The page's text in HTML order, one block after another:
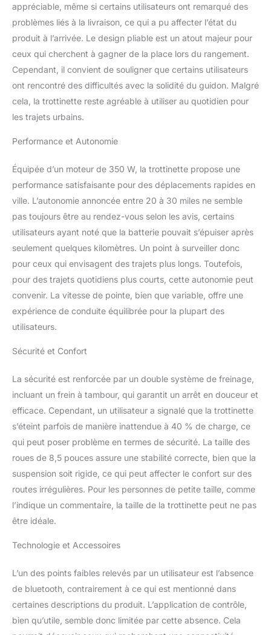
Temps de charge rapide
de seulement 4 heures.
Scooter électrique pour
adultes et adolescents.
Conçue dans un souci
de sécurité, cette
trottinette électrique est
dotée de systèmes de
assurer un freinage
toutes les situations.
Notre scooter électrique
est également équipé de
phares et de feux de
freinage arrière, ce qui
améliore votre sécurité la
nuit. Scooter électrique
rapide et pliable pour
adultes. Le scooter
électrique J03 est une
alternative écologique
vous déplacer facilement
sur les routes
encombrées et de
franchir les obstacles. En
nécessite un entretien et
des coûts d'exploitation
minimes, ce qui vous
permet d'économiser du
temps et de l'argent à
long terme. Avec cette
intelligente, vous avez le
contrôle total de votre
trajet. L'écran LED facilite
le contrôle de la vitesse
et de l'autonomie de la
appréciable, même si certains utilisateurs ont remarqué des
problèmes liés à la livraison, ce qui a pu affecter l’état du
produit à l’arrivée. Le design pliable est un atout majeur pour
ceux qui cherchent à gagner de la place lors du rangement.
Cependant, il convient de souligner que certains utilisateurs
ont rencontré des difficultés avec la solidité du guidon. Malgré
cela, la trottinette reste agréable à utiliser au quotidien pour
les trajets urbains.
Performance et Autonomie
Équipée d’un moteur de 350 W, la trottinette propose une
performance satisfaisante pour des déplacements rapides en
ville. L’autonomie annoncée entre 20 à 30 miles ne semble
pas toujours être au rendez-vous selon les avis, certains
utilisateurs ayant noté que la batterie pouvait s’épuiser après
seulement quelques kilomètres. Un point à surveiller donc
pour ceux qui envisagent des trajets plus longs. Toutefois,
pour des trajets quotidiens plus courts, cette autonomie peut
convenir. La vitesse de pointe, bien que variable, offre une
expérience de conduite équilibrée pour la plupart des
utilisateurs.
Sécurité et Confort
La sécurité est renforcée par un double système de freinage,
incluant un frein à tambour, qui garantit un arrêt en douceur et
efficace. Cependant, un utilisateur a signalé que la trottinette
s’éteint parfois de manière inattendue à 40 % de charge, ce
qui peut poser problème en termes de sécurité. La taille des
roues de 8,5 pouces assure une stabilité correcte, bien que la
suspension soit rigide, ce qui peut affecter le confort sur des
routes irrégulières. Pour les personnes de petite taille, comme
l’indique un commentaire, la taille de la trottinette peut ne pas
être idéale.
Technologie et Accessoires
L’un des points faibles relevés par un utilisateur est l’absence
de bluetooth, contrairement à ce qui est mentionné dans
certaines descriptions du produit. L’application de contrôle,
bien qu’utile, semble donc limitée par cette absence. Cela